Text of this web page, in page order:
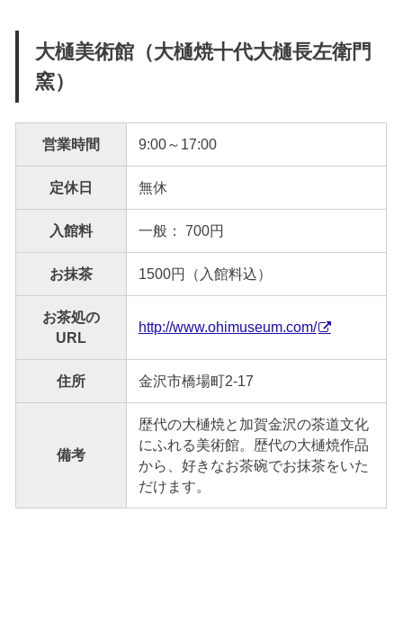
大樋美術館（大樋焼十代大樋長左衛門
窯）
営業時間 9:00～17:00
定休日 無休
入館料 一般： 700円
お抹茶 1500円（入館料込）
お茶処の
URL
http://www.ohimuseum.com/
住所 金沢市橋場町2-17
備考
歴代の大樋焼と加賀金沢の茶道文化
にふれる美術館。歴代の大樋焼作品
から、好きなお茶碗でお抹茶をいた
だけます。